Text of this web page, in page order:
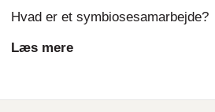
Hvad er et symbiosesamarbejde?
Læs mere